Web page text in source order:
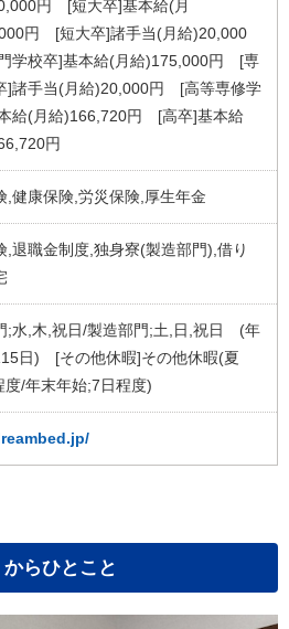
円 [短大卒]基本給(月
円 [短大卒]諸手当(月給)20,000
学校卒]基本給(月給)175,000円 [専
]諸手当(月給)20,000円 [高等専修学
給(月給)166,720円 [高卒]基本給
円
,健康保険,労災保険,厚生年金
,退職金制度,独身寮(製造部門),借り
;水,木,祝日/製造部門;土,日,祝日 (年
日) [その他休暇]その他休暇(夏
度/年末年始;7日程度)
らひとこと